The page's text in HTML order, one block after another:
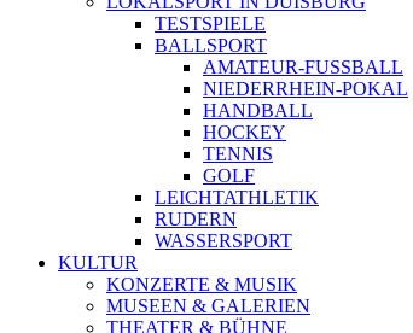
TESTSPIELE
BALLSPORT
AMATEUR-FUSSBALL
NIEDERRHEIN-POKAL
HANDBALL
HOCKEY
TENNIS
GOLF
LEICHTATHLETIK
RUDERN
WASSERSPORT
KULTUR
KONZERTE & MUSIK
MUSEEN & GALERIEN
THEATER & BÜHNE